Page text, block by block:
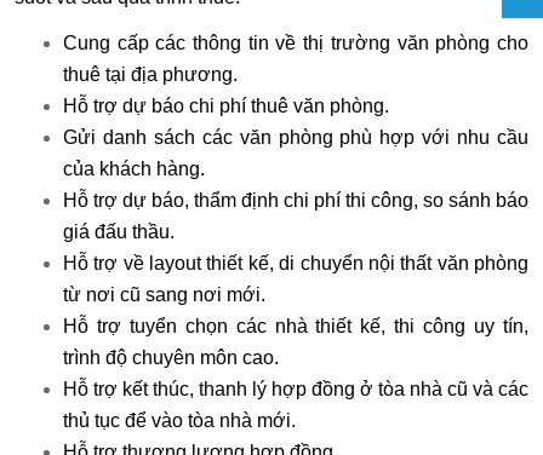
Cung cấp các thông tin về thị trường văn phòng cho
thuê tại địa phương.
Hỗ trợ dự báo chi phí thuê văn phòng.
Gửi danh sách các văn phòng phù hợp với nhu cầu
của khách hàng.
Hỗ trợ dự báo, thẩm định chi phí thi công, so sánh báo
giá đấu thầu.
Hỗ trợ về layout thiết kế, di chuyển nội thất văn phòng
từ nơi cũ sang nơi mới.
Hỗ trợ tuyển chọn các nhà thiết kế, thi công uy tín,
trình độ chuyên môn cao.
Hỗ trợ kết thúc, thanh lý hợp đồng ở tòa nhà cũ và các
thủ tục để vào tòa nhà mới.